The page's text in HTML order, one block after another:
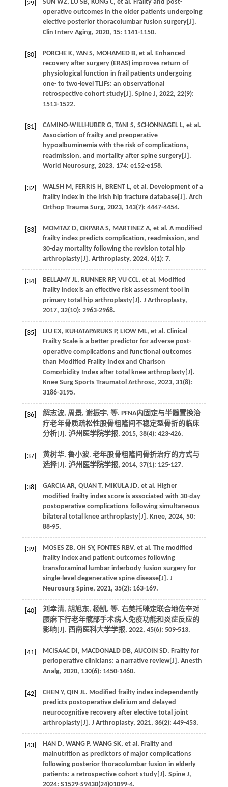
[29] SUN WZ, LU SB, KONG C, et al . Frailty and post-
operative outcomes in the older patients undergoing
elective posterior thoracolumbar fusion surgery[J].
Clin Interv Aging, 2020, 15: 1141-1150.
[30] PORCHE K, YAN S, MOHAMED B, et al . Enhanced
recovery after surgery (ERAS) improves return of
physiological function in frail patients undergoing
one- to two-level TLIFs: an observational
retrospective cohort study[J]. Spine J, 2022, 22(9):
1513-1522.
[31] CAMINO-WILLHUBER G, TANI S, SCHONNAGEL L, et al .
Association of frailty and preoperative
hypoalbuminemia with the risk of complications,
readmission, and mortality after spine surgery[J].
World Neurosurg, 2023, 174: e152-e158.
[32] WALSH M, FERRIS H, BRENT L, et al . Development of a
frailty index in the Irish hip fracture database[J]. Arch
Orthop Trauma Surg, 2023, 143(7): 4447-4454.
[33] MOMTAZ D, OKPARA S, MARTINEZ A, et al . A modified
frailty index predicts complication, readmission, and
30-day mortality following the revision total hip
arthroplasty[J]. Arthroplasty, 2024, 6(1): 7.
[34] BELLAMY JL, RUNNER RP, VU CCL, et al . Modified
frailty index is an effective risk assessment tool in
primary total hip arthroplasty[J]. J Arthroplasty,
2017, 32(10): 2963-2968.
[35] LIU EX, KUHATAPARUKS P, LIOW ML, et al . Clinical
Frailty Scale is a better predictor for adverse post-
operative complications and functional outcomes
than Modified Frailty Index and Charlson
Comorbidity Index after total knee arthroplasty[J].
Knee Surg Sports Traumatol Arthrosc, 2023, 31(8):
3186-3195.
[36] 解志波, 周景, 谢振宇, 等. PFNA内固定与半髋置换治
疗老年骨质疏松性股骨粗隆间不稳定型骨折的临床
分析[J]. 泸州医学院学报, 2015, 38(4): 423-426.
[37]
黄树华, 鲁小波. 老年股骨粗隆间骨折治疗的方式与
选择[J]. 泸州医学院学报, 2014, 37(1): 125-127.
[38] GARCIA AR, QUAN T, MIKULA JD, et al . Higher
modified frailty index score is associated with 30-day
postoperative complications following simultaneous
bilateral total knee arthroplasty[J]. Knee, 2024, 50:
88-95.
[39] MOSES ZB, OH SY, FONTES RBV, et al . The modified
frailty index and patient outcomes following
transforaminal lumbar interbody fusion surgery for
single-level degenerative spine disease[J]. J
Neurosurg Spine, 2021, 35(2): 163-169.
[40] 刘幸清, 胡旭东, 杨凯, 等. 右美托咪定联合地佐辛对
腰麻下行老年髋部手术病人免疫功能和炎症反应的
影响[J]. 西南医科大学学报, 2022, 45(6): 509-513.
[41] MCISAAC DI, MACDONALD DB, AUCOIN SD. Frailty for
perioperative clinicians: a narrative review[J]. Anesth
Analg, 2020, 130(6): 1450-1460.
[42] CHEN Y, QIN JL. Modified frailty index independently
predicts postoperative delirium and delayed
neurocognitive recovery after elective total joint
arthroplasty[J]. J Arthroplasty, 2021, 36(2): 449-453.
[43] HAN D, WANG P, WANG SK, et al . Frailty and
malnutrition as predictors of major complications
following posterior thoracolumbar fusion in elderly
patients: a retrospective cohort study[J]. Spine J,
2024: S1529-S9430(24)01099-4.